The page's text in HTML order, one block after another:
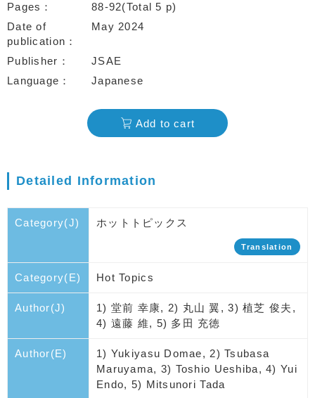
Pages
88-92(Total 5 p)
Date of
publication
May 2024
Publisher
JSAE
Language
Japanese
Add to cart
Detailed Information
Category(J) ホットトピックス
Translation
Category(E) Hot Topics
Author(J)
1) 堂前 幸康, 2) 丸山 翼, 3) 植芝 俊夫,
4) 遠藤 維, 5) 多田 充徳
Author(E)
1) Yukiyasu Domae, 2) Tsubasa
Maruyama, 3) Toshio Ueshiba, 4) Yui
Endo, 5) Mitsunori Tada